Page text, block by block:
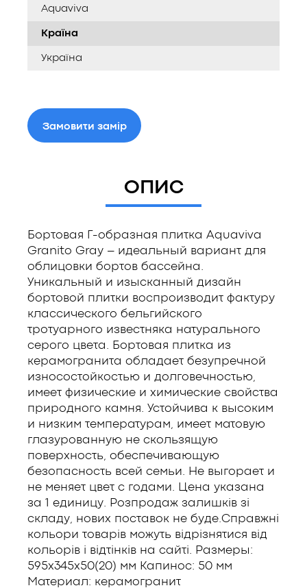
Aquaviva
Країна
Україна
Замовити замір
ОПИС
Бортовая Г-образная плитка Aquaviva
Granito Gray – идеальный вариант для
облицовки бортов бассейна.
Уникальный и изысканный дизайн
бортовой плитки воспроизводит фактуру
классического бельгийского
тротуарного известняка натурального
серого цвета. Бортовая плитка из
керамогранита обладает безупречной
износостойкостью и долговечностью,
имеет физические и химические свойства
природного камня. Устойчива к высоким
и низким температурам, имеет матовую
глазурованную не скользящую
поверхность, обеспечивающую
безопасность всей семьи. Не выгорает и
не меняет цвет с годами. Цена указана
за 1 единицу. Розпродаж залишків зі
складу, нових поставок не буде.Справжні
кольори товарів можуть відрізнятися від
кольорів і відтінків на сайті. Размеры:
595x345x50(20) мм Капинос: 50 мм
Материал: керамогранит